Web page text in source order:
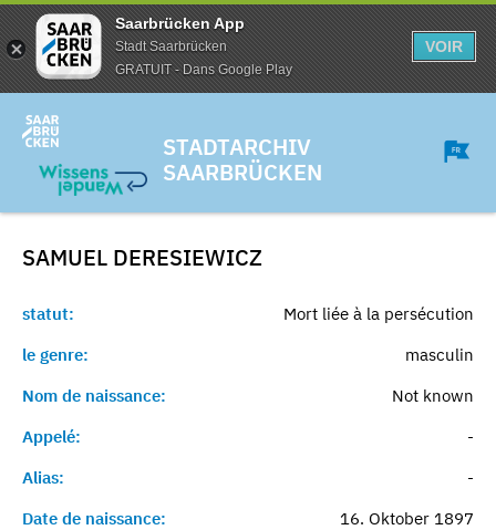
Saarbrücken App
Stadt Saarbrücken
GRATUIT - Dans Google Play
VOIR
STADTARCHIV
SAARBRÜCKEN
SAMUEL DERESIEWICZ
statut:
Mort liée à la persécution
le genre:
masculin
Nom de naissance:
Not known
Appelé:
-
Alias:
-
Date de naissance:
16. Oktober 1897